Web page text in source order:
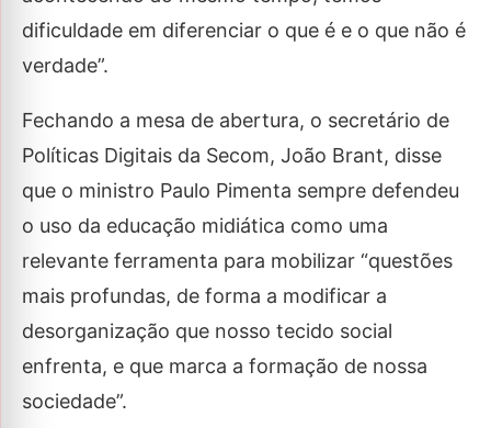
dificuldade em diferenciar o que é e o que não é
verdade”.
Fechando a mesa de abertura, o secretário de
Políticas Digitais da Secom, João Brant, disse
que o ministro Paulo Pimenta sempre defendeu
o uso da educação midiática como uma
relevante ferramenta para mobilizar “questões
mais profundas, de forma a modificar a
desorganização que nosso tecido social
enfrenta, e que marca a formação de nossa
sociedade”.